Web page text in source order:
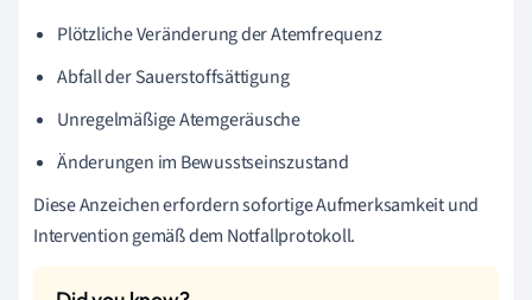
Plötzliche Veränderung der Atemfrequenz
Abfall der Sauerstoffsättigung
Unregelmäßige Atemgeräusche
Änderungen im Bewusstseinszustand
Diese Anzeichen erfordern sofortige Aufmerksamkeit und
Intervention gemäß dem Notfallprotokoll.